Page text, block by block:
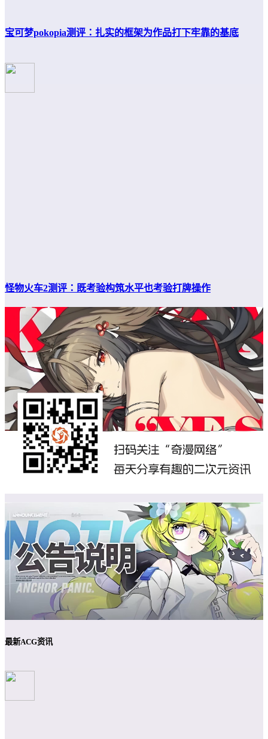
宝可梦pokopia测评：扎实的框架为作品打下牢靠的基底
怪物火车2测评：既考验构筑水平也考验打牌操作
最新ACG资讯